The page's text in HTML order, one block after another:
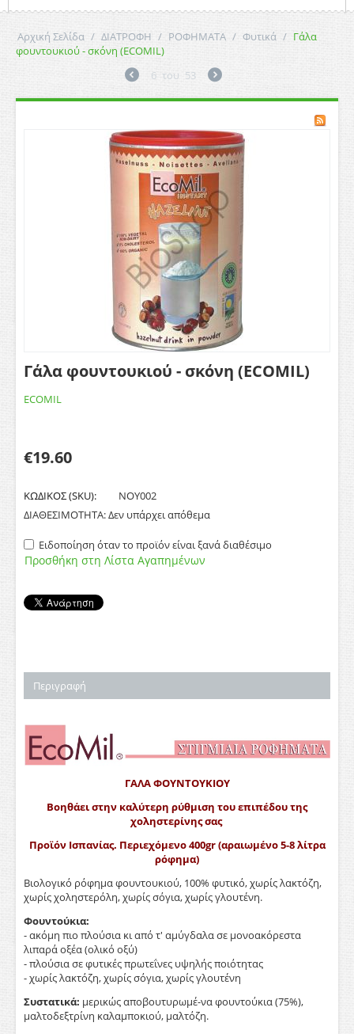
Αρχική Σελίδα / ΔΙΑΤΡΟΦΗ / ΡΟΦΗΜΑΤΑ / Φυτικά / Γάλα
φουντουκιού - σκόνη (ECOMIL)
6 του 53
Γάλα φουντουκιού - σκόνη (ECOMIL)
ECOMIL
€19.60
ΚΩΔΙΚΟΣ (SKU):
ΝΟΥ002
ΔΙΑΘΕΣΙΜΟΤΗΤΑ:Δεν υπάρχει απόθεμα
Ειδοποίηση όταν το προϊόν είναι ξανά διαθέσιμο
Προσθήκη στη Λίστα Αγαπημένων
Περιγραφή
ΓΑΛΑ ΦΟΥΝΤΟΥΚΙΟΥ
Βοηθάει στην καλύτερη ρύθμιση του επιπέδου της
χοληστερίνης σας
Προϊόν Ισπανίας. Περιεχόμενο 400gr (αραιωμένο 5-8 λίτρα
ρόφημα)
Βιολογικό ρόφημα φουντουκιού, 100% φυτικό, χωρίς λακτόζη,
χωρίς χοληστερόλη, χωρίς σόγια, χωρίς γλουτένη.
Φουντούκια:
- ακόμη πιο πλούσια κι από τ' αμύγδαλα σε μονοακόρεστα
λιπαρά οξέα (ολικό οξύ)
- πλούσια σε φυτικές πρωτεΐνες υψηλής ποιότητας
- χωρίς λακτόζη, χωρίς σόγια, χωρίς γλουτένη
Συστατικά: μερικώς αποβουτυρωμέ-να φουντούκια (75%),
μαλτοδεξτρίνη καλαμποκιού, μαλτόζη.